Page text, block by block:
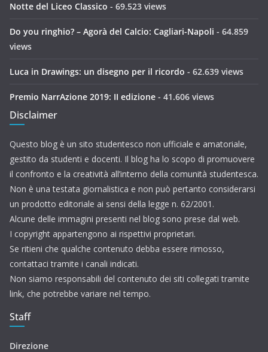
Notte del Liceo Classico - 69.523 views
Do you ringhio? – Agorà del Calcio: Cagliari-Napoli - 64.859
views
Luca in Drawings: un disegno per il ricordo - 62.639 views
Premio NarrAzione 2019: II edizione - 41.606 views
Disclaimer
Questo blog è un sito studentesco non ufficiale e amatoriale,
gestito da studenti e docenti. Il blog ha lo scopo di promuovere
il confronto e la creatività all’interno della comunità studentesca.
Non è una testata giornalistica e non può pertanto considerarsi
un prodotto editoriale ai sensi della legge n. 62/2001.
Alcune delle immagini presenti nel blog sono prese dal web.
I copyright appartengono ai rispettivi proprietari.
Se ritieni che qualche contenuto debba essere rimosso,
contattaci tramite i canali indicati.
Non siamo responsabili del contenuto dei siti collegati tramite
link, che potrebbe variare nel tempo.
Staff
Direzione